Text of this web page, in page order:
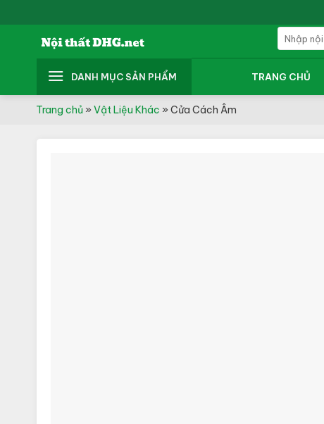
to
content
kiếm:
DANH MỤC SẢN PHẨM TRANG CHỦ
Trang chủ» Vật Liệu Khác » Cửa Cách Âm